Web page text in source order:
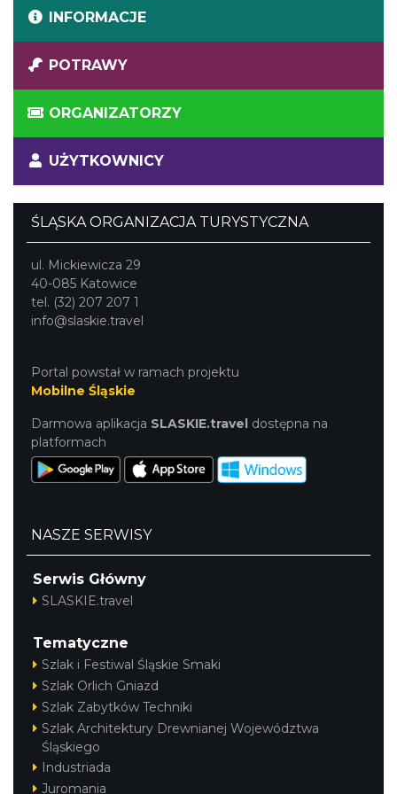
INFORMACJE
POTRAWY
ORGANIZATORZY
UŻYTKOWNICY
ŚLĄSKA ORGANIZACJA TURYSTYCZNA
ul. Mickiewicza 29
40-085 Katowice
tel. (32) 207 207 1
info@slaskie.travel
Portal powstał w ramach projektu
Mobilne Śląskie
Darmowa aplikacja SLASKIE.travel dostępna na
platformach
NASZE SERWISY
Serwis Główny
SLASKIE.travel
Tematyczne
Szlak i Festiwal Śląskie Smaki
Szlak Orlich Gniazd
Szlak Zabytków Techniki
Szlak Architektury Drewnianej Województwa
Śląskiego
Industriada
Juromania